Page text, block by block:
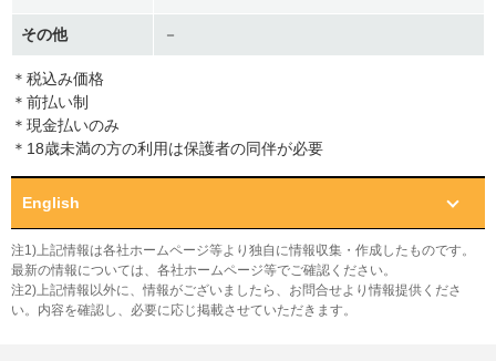
その他 －
＊税込み価格
＊前払い制
＊現金払いのみ
＊18歳未満の方の利用は保護者の同伴が必要
English
注1)上記情報は各社ホームページ等より独自に情報収集・作成したものです。
最新の情報については、各社ホームページ等でご確認ください。
注2)上記情報以外に、情報がございましたら、お問合せより情報提供くださ
い。内容を確認し、必要に応じ掲載させていただきます。